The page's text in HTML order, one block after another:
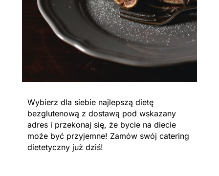
Wybierz dla siebie najlepszą dietę
bezglutenową z dostawą pod wskazany
adres i przekonaj się, że bycie na diecie
może być przyjemne! Zamów swój catering
dietetyczny już dziś!